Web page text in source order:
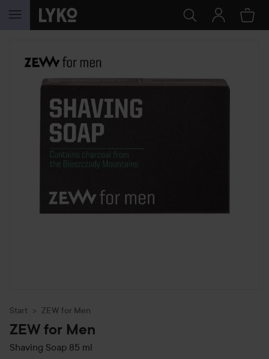
HOPPA TILL INNEHÅLLET
Start ZEW for Men
ZEW for Men
Shaving Soap 85 ml